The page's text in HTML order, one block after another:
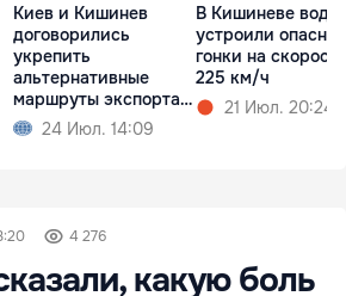
Киев и Кишинев
договорились
укрепить
альтернативные
маршруты экспорта
зерна24 Июл. 14:09
В Кишиневе
устроили
гонки на
225 км/ч
21 Июл. 20:24
4 276
какую боль